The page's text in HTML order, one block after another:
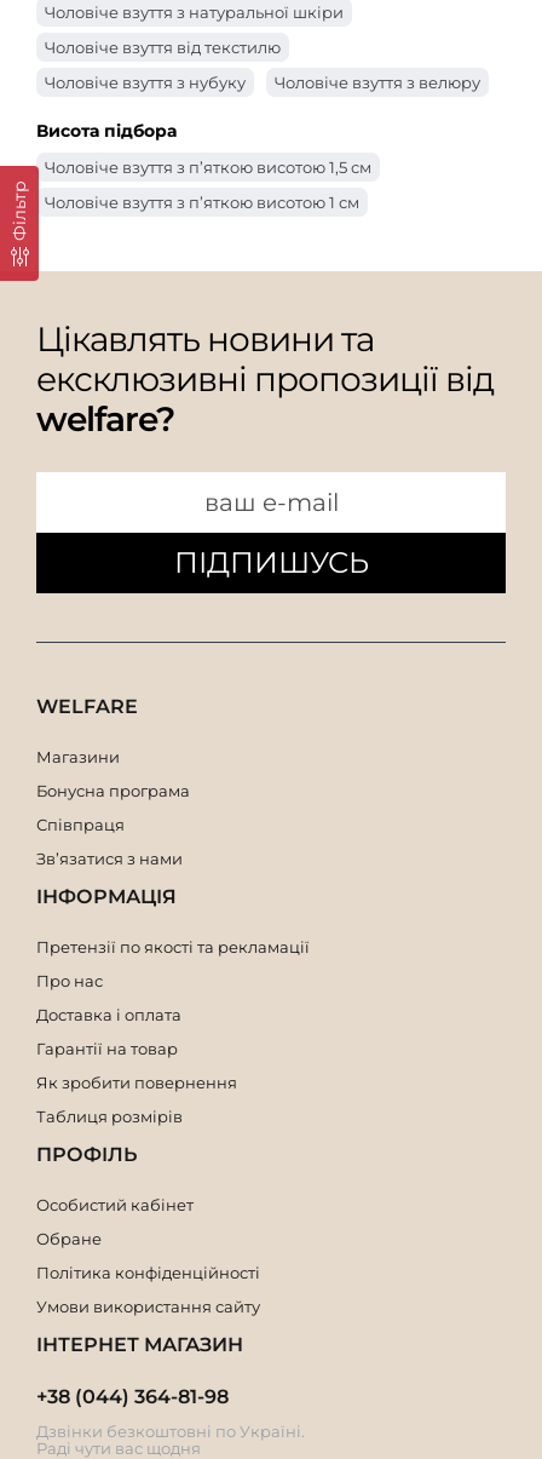
Фільтр
Чоловіче взуття з натуральної шкіри
Чоловіче взуття від текстилю
Чоловіче взуття з нубуку
Чоловіче взуття з велюру
Висота підбора
Чоловіче взуття з п’яткою висотою 1,5 см
Чоловіче взуття з п’яткою висотою 1 см
Цікавлять новини та
ексклюзивні пропозиції від
welfare?
ПІДПИШУСЬ
WELFARE
Магазини
Бонусна програма
Співпраця
Зв’язатися з нами
ІНФОРМАЦІЯ
Претензії по якості та рекламації
Про нас
Доставка і оплата
Гарантії на товар
Як зробити повернення
Таблиця розмірів
ПРОФІЛЬ
Особистий кабінет
Обране
Політика конфіденційності
Умови використання сайту
ІНТЕРНЕТ МАГАЗИН
+38 (044) 364-81-98
Дзвінки безкоштовні по Україні.
Раді чути вас щодня